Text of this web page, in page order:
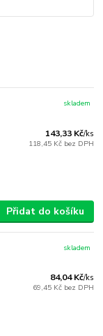
143,33 Kč/ks
118,45 Kč bez DPH
skladem
Přidat do košíku
84,04 Kč/ks
69,45 Kč bez DPH
skladem